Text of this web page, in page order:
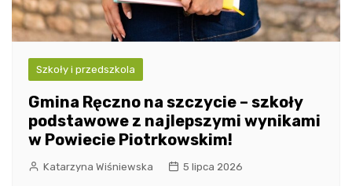
Szkoły i przedszkola
Gmina Ręczno na szczycie – szkoły
podstawowe z najlepszymi wynikami
w Powiecie Piotrkowskim!
Katarzyna Wiśniewska 5 lipca 2026